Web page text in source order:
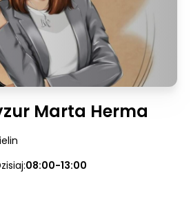
Marta Herma
08:00-13:00